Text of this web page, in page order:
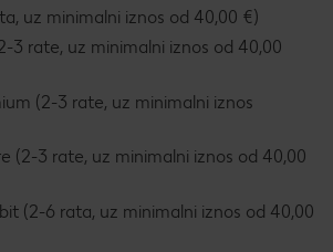
uz minimalni iznos od 40,00 €)
3 rate, uz minimalni iznos od 40,00
(2-3 rate, uz minimalni iznos
(2-3 rate, uz minimalni iznos od 40,00
(2-6 rata, uz minimalni iznos od 40,00